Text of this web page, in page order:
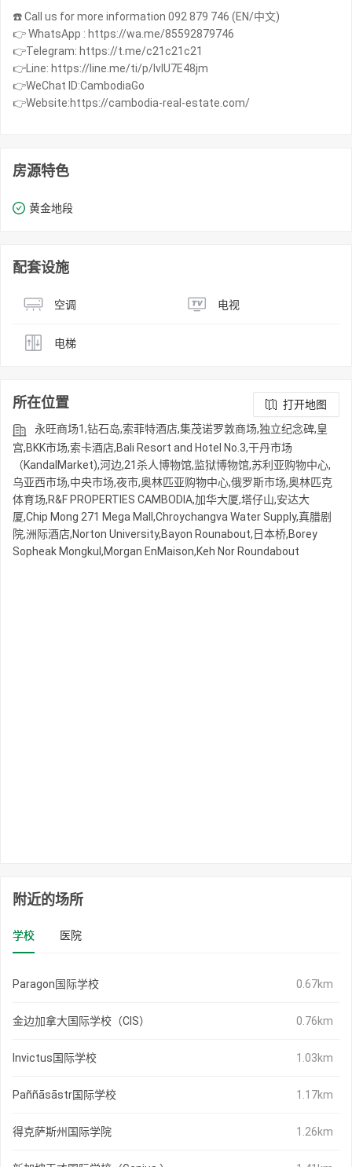
☎️ Call us for more information 092 879 746 (EN/中文)
👉 WhatsApp : https://wa.me/85592879746
👉Telegram: https://t.me/c21c21c21
👉Line: https://line.me/ti/p/IvIU7E48jm
👉WeChat ID:CambodiaGo
👉Website:https://cambodia-real-estate.com/
房源特色
黄金地段
配套设施
空调 电视
电梯
所在位置
打开地图
永旺商场1,钻石岛,索菲特酒店,集茂诺罗敦商场,独立纪念碑,皇
宫,BKK市场,索卡酒店,Bali Resort and Hotel No.3,干丹市场
（KandalMarket),河边,21杀人博物馆,监狱博物馆,苏利亚购物中心,
乌亚西市场,中央市场,夜市,奥林匹亚购物中心,俄罗斯市场,奥林匹克
体育场,R&F PROPERTIES CAMBODIA,加华大厦,塔仔山,安达大
厦,Chip Mong 271 Mega Mall,Chroychangva Water Supply,真腊剧
院,洲际酒店,Norton University,Bayon Rounabout,日本桥,Borey
Sopheak Mongkul,Morgan EnMaison,Keh Nor Roundabout
附近的场所
学校 医院
Paragon国际学校 0.67km
金边加拿大国际学校（CIS） 0.76km
Invictus国际学校 1.03km
Paññāsāstr国际学校 1.17km
得克萨斯州国际学院 1.26km